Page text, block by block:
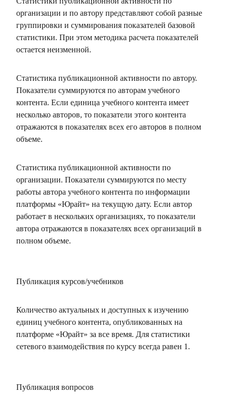
организации и по автору представляют собой разные
группировки и суммирования показателей базовой
статистики. При этом методика расчета показателей
остается неизменной.
Статистика публикационной активности по автору.
Показатели суммируются по авторам учебного
контента. Если единица учебного контента имеет
несколько авторов, то показатели этого контента
отражаются в показателях всех его авторов в полном
объеме.
Статистика публикационной активности по
организации. Показатели суммируются по месту
работы автора учебного контента по информации
платформы «Юрайт» на текущую дату. Если автор
работает в нескольких организациях, то показатели
автора отражаются в показателях всех организаций в
полном объеме.
Публикация курсов/учебников
Количество актуальных и доступных к изучению
единиц учебного контента, опубликованных на
платформе «Юрайт» за все время. Для статистики
сетевого взаимодействия по курсу всегда равен 1.
Публикация вопросов